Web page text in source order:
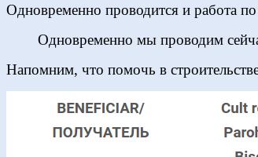
Одновременно проводится и работа по
Одновременно мы проводим
Напомним, что помочь в